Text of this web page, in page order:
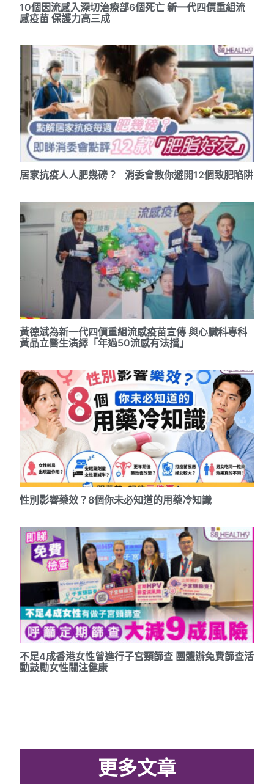
10個因流感入深切治療部6個死亡 新一代四價重組流
感疫苗 保護力高三成
居家抗疫人人肥幾磅？ 消委會教你避開12個致肥陷阱
黃德斌為新一代四價重組流感疫苗宣傳 與心臟科專科
黃品立醫生演繹「年過50流感有法擋」
性別影響藥效？8個你未必知道的用藥冷知識
不足4成香港女性曾進行子宮頸篩查 團體辦免費篩查活
動鼓勵女性關注健康
更多文章